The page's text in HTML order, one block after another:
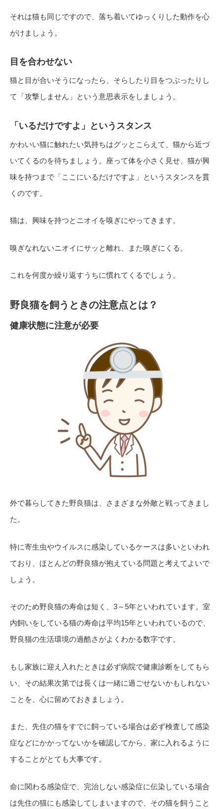
それは猫も同じですので、落ち着いてゆっくりした動作を心
がけましょう。
目を合わせない
猫と目が合いそうになったら、そらしたり目をつぶったりし
て「攻撃しません」という意思表示をしましょう。
「いるだけですよ」というスタンス
かわいい猫に触れたい気持ちはグッとこらえて、猫から近づ
いてくるのを待ちましょう。座って体を小さく見せ、猫が興
味を持つまで「ここにいるだけですよ」というスタンスを貫
くのです。
猫は、興味を持つとニオイを嗅ぎにやってきます。
嗅ぎなれないニオイにサッと離れ、また嗅ぎにくる。
これを何度か繰り返すうちに慣れてくるでしょう。
野良猫を飼うときの注意点とは？
健康状態に注意が必要
外で暮らしてきた野良猫は、さまざまな外敵と戦ってきまし
た。
特に寄生虫やウイルスに感染しているケースは多いといわれ
ており、ほとんどの野良猫が抱えている問題と考えてよいで
しょう。
そのため野良猫の寿命は短く、3～5年といわれています。室
内飼いをしている猫の寿命は平均15年といわれているので、
野良猫の生活環境の過酷さがよくわかる数字です。
もし家族に迎え入れたときは必ず病院で健康診断をしてもら
い、その結果次第では長くは一緒に過ごせないかもしれない
ことを、心に留めておきましょう。
また、先住の猫をすでに飼っている場合は必ず検査して感染
症などにかかってないかを確認してから、家に入れるように
することがとても大事です。
命に関わる感染症で、完治しない感染症に伝染している場合
は先住の猫にも感染してしまいますので、その猫を飼うこと